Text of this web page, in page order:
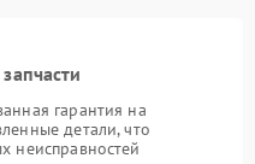
гарантия на
детали, что
неисправностей